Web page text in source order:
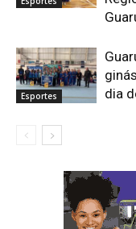
Esportes
dia